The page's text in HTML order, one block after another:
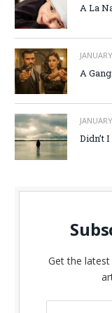
A La
A
Didn’t
Get the